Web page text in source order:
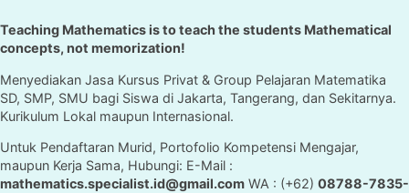
Teaching Mathematics is to teach the students Mathematical
concepts, not memorization!
Menyediakan Jasa Kursus Privat & Group Pelajaran Matematika
SD, SMP, SMU bagi Siswa di Jakarta, Tangerang, dan Sekitarnya.
Kurikulum Lokal maupun Internasional.
Untuk Pendaftaran Murid, Portofolio Kompetensi Mengajar,
maupun Kerja Sama, Hubungi: E-Mail :
mathematics.specialist.id@gmail.com WA : (+62) 08788-7835-